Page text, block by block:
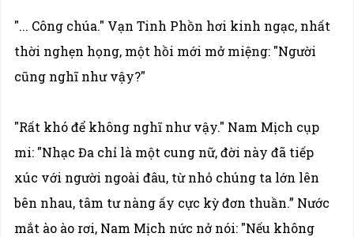
"... Công chúa." Vạn Tinh Phồn hơi kinh ngạc, nhất
thời nghẹn họng, một hồi mới mở miệng: "Người
cũng nghĩ như vậy?"
"Rất khó để không nghĩ như vậy." Nam Mịch cụp
mi: "Nhạc Đa chỉ là một cung nữ, đời này đã tiếp
xúc với người ngoài đâu, từ nhỏ chúng ta lớn lên
bên nhau, tâm tư nàng ấy cực kỳ đơn thuần.” Nước
mắt ào ào rơi, Nam Mịch nức nở nói: "Nếu không